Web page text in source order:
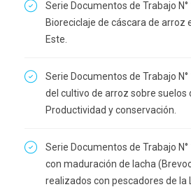
Serie Documentos de Trabajo N°
Bioreciclaje de cáscara de arroz
Este.
Serie Documentos de Trabajo
del cultivo de arroz sobre suelos
Productividad y conservación.
Serie Documentos de Trabajo
con maduración de lacha
realizados con pescadores de la